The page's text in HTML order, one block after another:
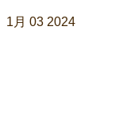
1月 03 2024